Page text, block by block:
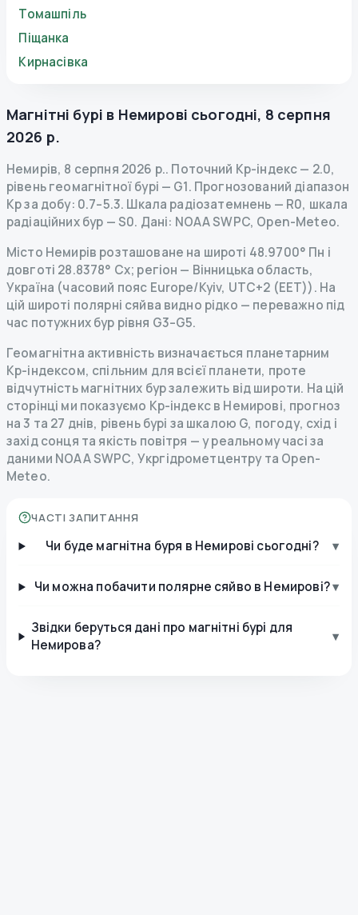
Томашпіль
Піщанка
Кирнасівка
Магнітні бурі в Немирові сьогодні, 8 серпня
2026 р.
Немирів, 8 серпня 2026 р.. Поточний Kp-індекс— 2.0,
рівень геомагнітної бурі — G1. Прогнозований діапазон
Kp за добу: 0.7–5.3. Шкала радіозатемнень — R0, шкала
радіаційних бур — S0. Дані: NOAA SWPC, Open-Meteo.
Місто Немирів розташоване на широті 48.9700° Пн і
довготі 28.8378° Сх; регіон — Вінницька область,
Україна (часовий пояс Europe/Kyiv, UTC+2 (EET)). На
цій широті полярні сяйва видно рідко — переважно під
час потужних бур рівня G3–G5.
Геомагнітна активність визначається планетарним
Kp-індексом, спільним для всієї планети, проте
відчутність магнітних бур залежить від широти. На цій
сторінці ми показуємо Kp-індекс в Немирові, прогноз
на 3 та 27 днів, рівень бурі за шкалою G, погоду, схід і
захід сонця та якість повітря — у реальному часі за
даними NOAA SWPC, Укргідрометцентру та Open-
Meteo.
ЧАСТІ ЗАПИТАННЯ
Чи буде магнітна буря в Немирові сьогодні? ▾
Чи можна побачити полярне сяйво в Немирові?▾
Звідки беруться дані про магнітні бурі для
Немирова?
▾